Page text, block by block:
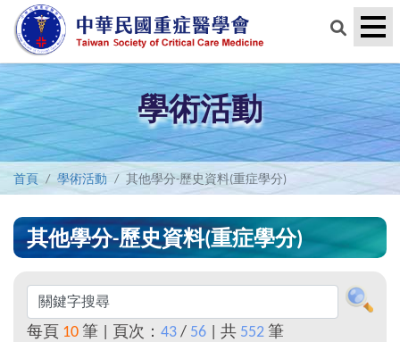
學術活動
首頁 學術活動 其他學分-歷史資料(重症學分)
其他學分-歷史資料(重症學分)
每頁 10 筆 | 頁次： 43 / 56 | 共 552 筆